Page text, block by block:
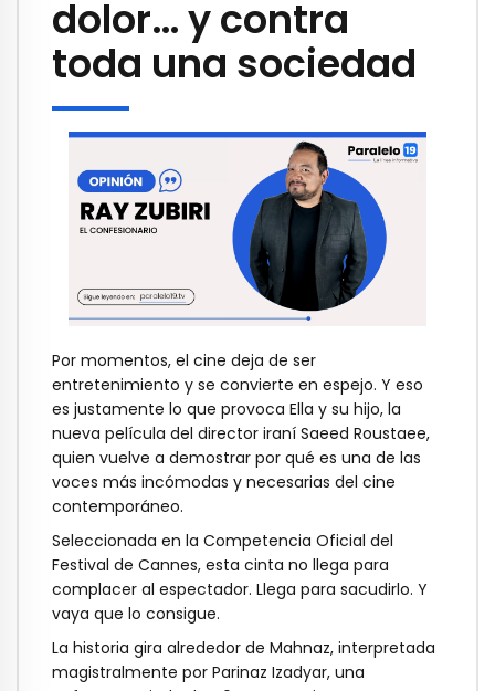
dolor… y contra
toda una sociedad
Por momentos, el cine deja de ser
entretenimiento y se convierte en espejo. Y eso
es justamente lo que provoca Ella y su hijo, la
nueva película del director iraní Saeed Roustaee,
quien vuelve a demostrar por qué es una de las
voces más incómodas y necesarias del cine
contemporáneo.
Seleccionada en la Competencia Oficial del
Festival de Cannes, esta cinta no llega para
complacer al espectador. Llega para sacudirlo. Y
vaya que lo consigue.
La historia gira alrededor de Mahnaz, interpretada
magistralmente por Parinaz Izadyar, una